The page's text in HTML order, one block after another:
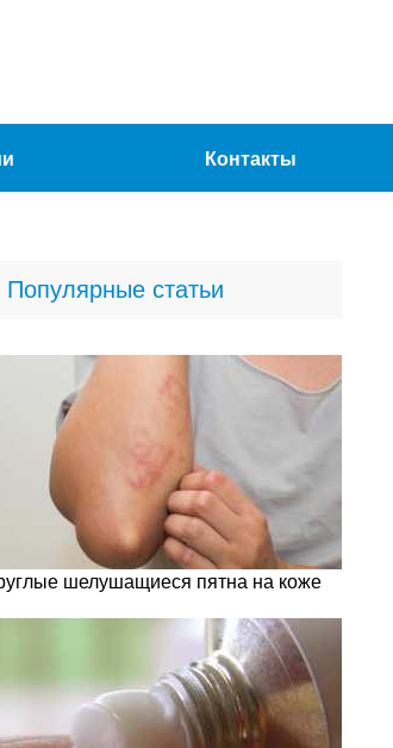
Контакты
Популярные статьи
шелушащиеся пятна на коже